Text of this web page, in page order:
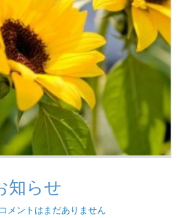
知らせ
コメントはまだありません